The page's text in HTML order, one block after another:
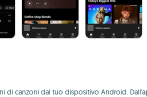
canzoni dal tuo dispositivo Android.